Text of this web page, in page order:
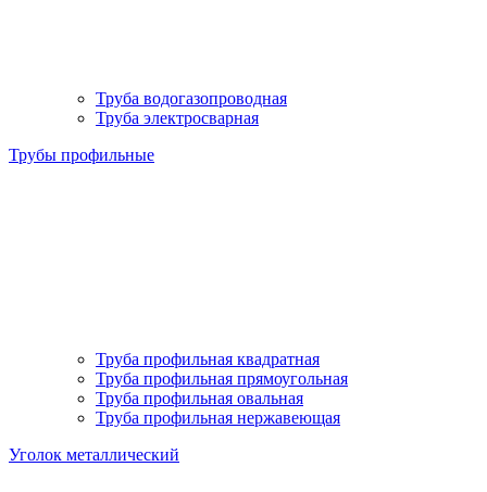
Труба водогазопроводная
Труба электросварная
Трубы профильные
Труба профильная квадратная
Труба профильная прямоугольная
Труба профильная овальная
Труба профильная нержавеющая
Уголок металлический